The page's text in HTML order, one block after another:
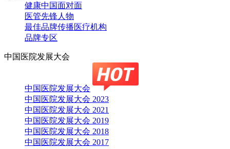
健康中国面对面
医管先锋人物
最佳品牌传播医疗机构
品牌专区
中国医院发展大会
中国医院发展大会
中国医院发展大会 2023
中国医院发展大会 2021
中国医院发展大会 2019
中国医院发展大会 2018
中国医院发展大会 2017